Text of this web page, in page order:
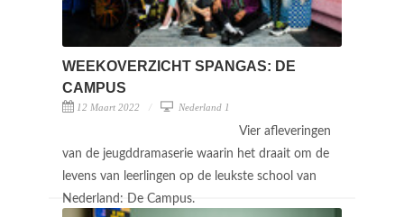
WEEKOVERZICHT SPANGAS: DE
CAMPUS
12 Maart 2022 Nederland 1
Vier afleveringen
van de jeugddramaserie waarin het draait om de
levens van leerlingen op de leukste school van
Nederland: De Campus.